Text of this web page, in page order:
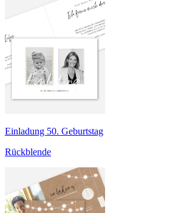
Einladung 50. Geburtstag
Rückblende